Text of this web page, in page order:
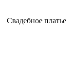
Свадебное платье